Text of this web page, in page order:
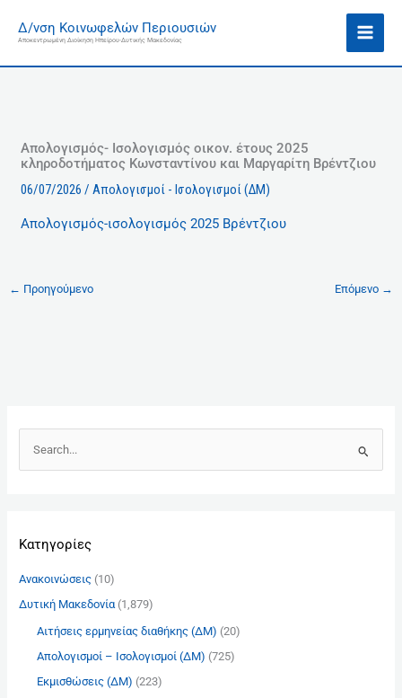
στοΔ/νση Κοινωφελών Περιουσιών
Αποκεντρωμένη Διοίκηση Ηπείρου-Δυτικής Μακεδονίας
Απολογισμός- Ισολογισμός οικον. έτους 2025
κληροδοτήματος Κωνσταντίνου και Μαργαρίτη Βρέντζιου
06/07/2026/Απολογισμοί - Ισολογισμοί (ΔΜ)
Απολογισμός-ισολογισμός 2025 Βρέντζιου
← Προηγούμενο Επόμενο →
ή
σ
Kατηγορίες
Ανακοινώσεις(10)
Δυτική Μακεδονία(1,879)
Αιτήσεις ερμηνείας διαθήκης (ΔΜ) (20)
Απολογισμοί – Ισολογισμοί (ΔΜ) (725)
Εκμισθώσεις (ΔΜ) (223)
σ
κ
ό